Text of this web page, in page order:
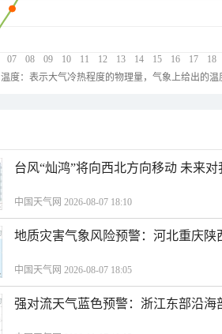
07 08 09 10 11 12 13 14 15 16 17 18
温度：表示大气冷热程度的物理量，气象上给出的温
台风“灿鸿”将向西北方向移动 未来对
中国天气网 2026-08-07 18:10
地质灾害气象风险预警：河北重庆陕
中国天气网 2026-08-07 18:05
强对流天气蓝色预警：浙江东部沿